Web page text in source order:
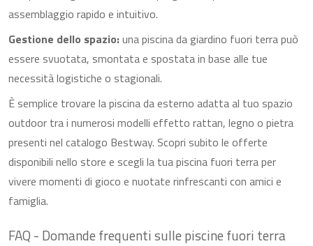
assemblaggio rapido e intuitivo.
Gestione dello spazio:una piscina da giardino fuori terra può
essere svuotata, smontata e spostata in base alle tue
necessità logistiche o stagionali.
È semplice trovare la piscina da esterno adatta al tuo spazio
outdoor tra i numerosi modelli effetto rattan, legno o pietra
presenti nel catalogo Bestway. Scopri subito le offerte
disponibili nello store e scegli la tua piscina fuori terra per
vivere momenti di gioco e nuotate rinfrescanti con amici e
famiglia.
FAQ - Domande frequenti sulle piscine fuori terra